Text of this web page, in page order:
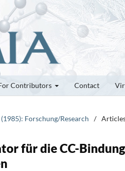
Contributors Contact
Forschung/Research /
für die CC-